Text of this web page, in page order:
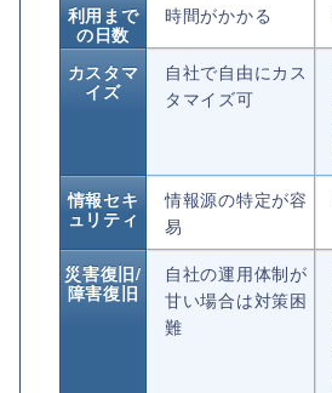
利用まで
の日数
時間がかかる
カスタマ
イズ
自社で自由にカス
タマイズ可
情報セキ
ュリティ
情報源の特定が容
易
災害復旧/
障害復旧
自社の運用体制が
甘い場合は対策困
難